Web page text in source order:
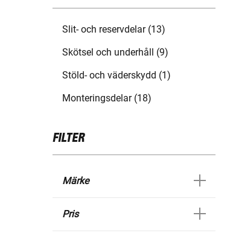
Slit- och reservdelar (13)
Skötsel och underhåll (9)
Stöld- och väderskydd (1)
Monteringsdelar (18)
FILTER
Märke
Pris